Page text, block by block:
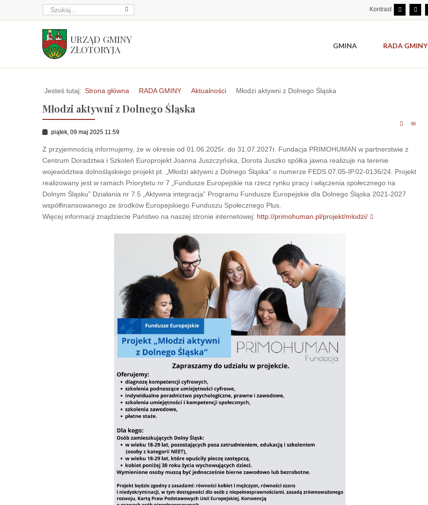
Kontrast
URZĄD GMINY
ZŁOTORYJA
GMINA RADA GMINY
Jesteś tutaj: Strona główna RADA GMINY Aktualności Młodzi aktywni z Dolnego Śląska
Młodzi aktywni z Dolnego Śląska
piątek, 09 maj 2025 11:59
Z przyjemnością informujemy, że w okresie od 01.06.2025r. do 31.07.2027r. Fundacja PRIMOHUMAN w partnerstwie z
Centrum Doradztwa i Szkoleń Europrojekt Joanna Juszczyńska, Dorota Juszko spółka jawna realizuje na terenie
województwa dolnośląskiego projekt pt. „Młodzi aktywni z Dolnego Śląska” o numerze FEDS.07.05-IP.02-0136/24. Projekt
realizowany jest w ramach Priorytetu nr 7 „Fundusze Europejskie na rzecz rynku pracy i włączenia społecznego na
Dolnym Śląsku” Działania nr 7.5 „Aktywna integracja” Programu Fundusze Europejskie dla Dolnego Śląska 2021-2027
współfinansowanego ze środków Europejskiego Funduszu Społecznego Plus.
Więcej informacji znajdziecie Państwo na naszej stronie internetowej: http://primohuman.pl/projekt/mlodzi/